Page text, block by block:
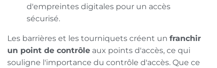
Les barrières et les tourniquets créent un franchir
un point de contrôle aux points d'accès, ce qui
souligne l'importance du contrôle d'accès. Que ce